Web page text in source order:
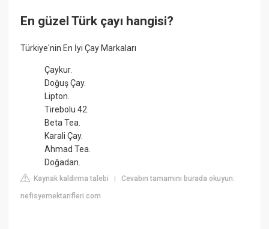
En güzel Türk çayı hangisi?
Türkiye'nin En İyi Çay Markaları
Çaykur.
Doğuş Çay.
Lipton.
Tirebolu 42.
Beta Tea.
Karali Çay.
Ahmad Tea.
Doğadan.
Kaynak kaldırma talebi |Cevabın tamamını burada okuyun:
nefisyemektarifleri.com